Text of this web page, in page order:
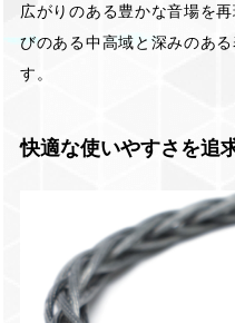
広がりのある豊かな音場を
びのある中高域と深みのあ
す。
快適な使いやすさを追